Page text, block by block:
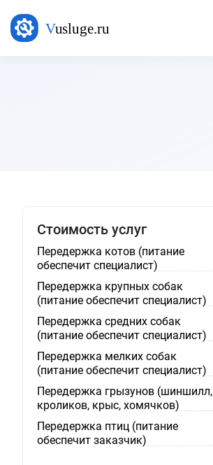
Стоимость услуг
Передержка котов (питание
обеспечит специалист)
Передержка крупных собак
(питание обеспечит специалист)
Передержка средних собак
(питание обеспечит специалист)
Передержка мелких собак
(питание обеспечит специалист)
Передержка грызунов (шиншилл,
кроликов, крыс, хомячков)
Передержка птиц (питание
обеспечит заказчик)